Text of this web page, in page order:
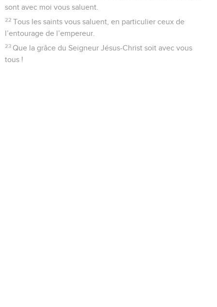
sont avec moi vous saluent.
22 Tous les saints vous saluent, en particulier ceux de
l’entourage de l’empereur.
23 Que la grâce du Seigneur Jésus-Christ soit avec vous
tous !